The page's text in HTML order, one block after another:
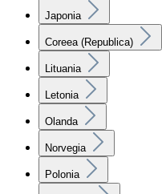
Japonia
Coreea (Republica)
Lituania
Letonia
Olanda
Norvegia
Polonia